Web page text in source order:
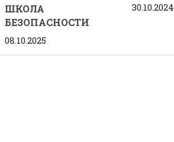
ШКОЛА
БЕЗОПАСНОСТИ
08.10.2025
30.10.2024